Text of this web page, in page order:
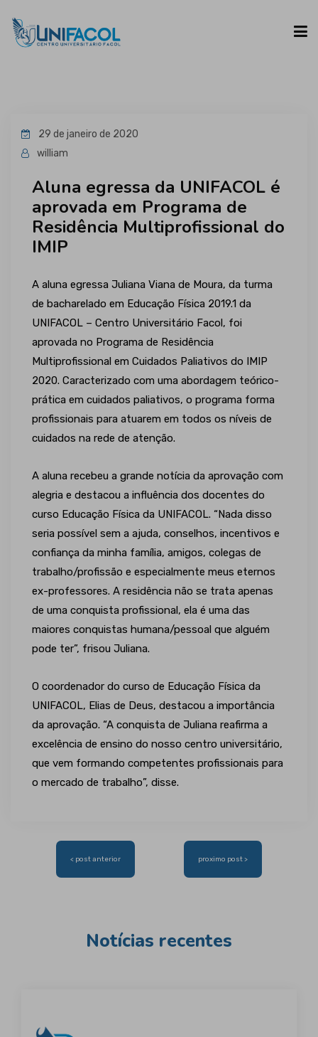
CURSOS
ESPAÇO DO ALUNO
CONTATO
29 de janeiro de 2020
william
Aluna egressa da UNIFACOL é
aprovada em Programa de
Residência Multiprofissional do
IMIP
A aluna egressa Juliana Viana de Moura, da turma
de bacharelado em Educação Física 2019.1 da
UNIFACOL – Centro Universitário Facol, foi
aprovada no Programa de Residência
Multiprofissional em Cuidados Paliativos do IMIP
2020. Caracterizado com uma abordagem teórico-
prática em cuidados paliativos, o programa forma
profissionais para atuarem em todos os níveis de
cuidados na rede de atenção.
A aluna recebeu a grande notícia da aprovação com
alegria e destacou a influência dos docentes do
curso Educação Física da UNIFACOL. “Nada disso
seria possível sem a ajuda, conselhos, incentivos e
confiança da minha família, amigos, colegas de
trabalho/profissão e especialmente meus eternos
ex-professores. A residência não se trata apenas
de uma conquista profissional, ela é uma das
maiores conquistas humana/pessoal que alguém
pode ter”, frisou Juliana.
O coordenador do curso de Educação Física da
UNIFACOL, Elias de Deus, destacou a importância
da aprovação. “A conquista de Juliana reafirma a
excelência de ensino do nosso centro universitário,
que vem formando competentes profissionais para
o mercado de trabalho”, disse.
Navegação
< post anterior proximo post >
Notícias recentes